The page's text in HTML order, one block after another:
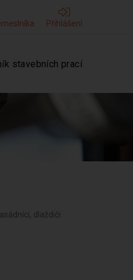
Přihlášení
stavebních prací
dlaždiči